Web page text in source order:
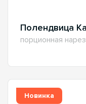
Полендвица
порционная
Новинка